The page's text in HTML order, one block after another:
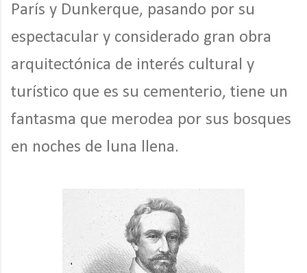
París y Dunkerque, pasando por su
espectacular y considerado gran obra
arquitectónica de interés cultural y
turístico que es su cementerio, tiene un
fantasma que merodea por sus bosques
en noches de luna llena.